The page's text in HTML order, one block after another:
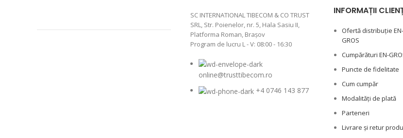
SC INTERNATIONAL TIBECOM & CO TRUST
SRL, Str. Poienelor, nr. 5, Hala Sasiu II,
Platforma Roman, Braşov
Program de lucru L - V: 08:00 - 16:30
online@trusttibecom.ro
+4 0746 143 877
INFORMAȚII
Ofertă distribuție EN-
GROS
Cumpărături EN-
Puncte de fidelitate
Cum cumpăr
Modalități de plată
Parteneri
Livrare și retur